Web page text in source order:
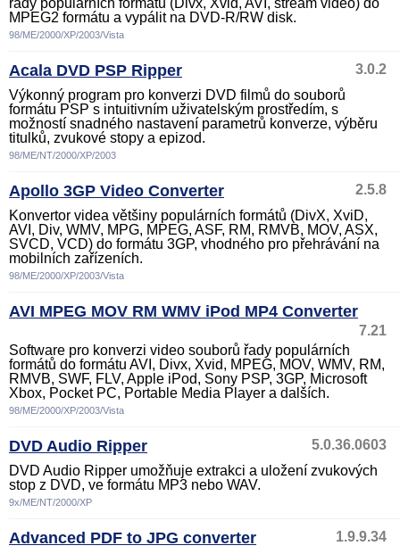
řady populárních formátů (Divx, Xvid, AVI, stream video) do
MPEG2 formátu a vypálit na DVD-R/RW disk.
98/ME/2000/XP/2003/Vista
Acala DVD PSP Ripper
3.0.2
Výkonný program pro konverzi DVD filmů do souborů
formátu PSP s intuitivním uživatelským prostředím, s
možností snadného nastavení parametrů konverze, výběru
titulků, zvukové stopy a epizod.
98/ME/NT/2000/XP/2003
Apollo 3GP Video Converter
2.5.8
Konvertor videa většiny populárních formátů (DivX, XviD,
AVI, Div, WMV, MPG, MPEG, ASF, RM, RMVB, MOV, ASX,
SVCD, VCD) do formátu 3GP, vhodného pro přehrávání na
mobilních zařízeních.
98/ME/2000/XP/2003/Vista
AVI MPEG MOV RM WMV iPod MP4 Converter
7.21
Software pro konverzi video souborů řady populárních
formátů do formátu AVI, Divx, Xvid, MPEG, MOV, WMV, RM,
RMVB, SWF, FLV, Apple iPod, Sony PSP, 3GP, Microsoft
Xbox, Pocket PC, Portable Media Player a dalších.
98/ME/2000/XP/2003/Vista
DVD Audio Ripper
5.0.36.0603
DVD Audio Ripper umožňuje extrakci a uložení zvukových
stop z DVD, ve formátu MP3 nebo WAV.
9x/ME/NT/2000/XP
Advanced PDF to JPG converter
1.9.9.34